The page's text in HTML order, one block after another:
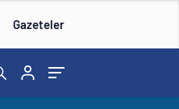
Gazeteler